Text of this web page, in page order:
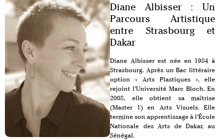
Diane Albisser : Un
Parcours Artistique
entre Strasbourg et
Dakar
Diane Albisser est née en 1984 à
Strasbourg. Après un Bac littéraire
option « Arts Plastiques », elle
rejoint l’Université Marc Bloch. En
2008, elle obtient sa maîtrise
(Master 1) en Arts Visuels. Elle
termine son apprentissage à l’École
Nationale des Arts de Dakar, au
Sénégal.